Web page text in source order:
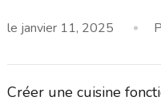
le janvier 11, 2025
Créer une cuisine